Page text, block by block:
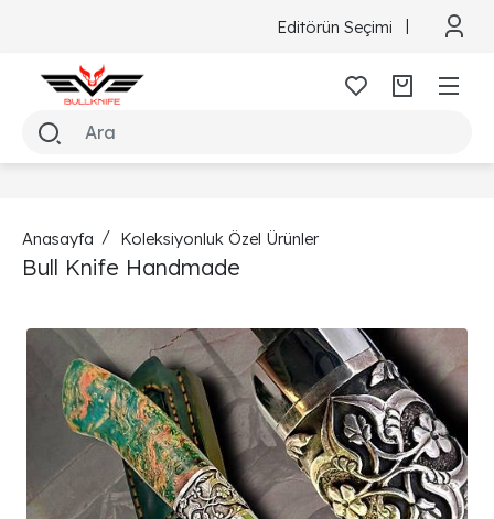
Editörün Seçimi
Anasayfa Koleksiyonluk Özel Ürünler
Bull Knife Handmade